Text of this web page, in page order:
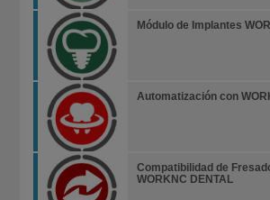
Módulo de Implantes
Automatización con
Compatibilidad de
WORKNC DENTAL